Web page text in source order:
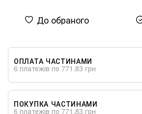
До обраного
ОПЛАТА ЧАСТИНАМИ
6 платежів по 771.83 грн
ПОКУПКА ЧАСТИНАМИ
6 платежів по 771.83 грн